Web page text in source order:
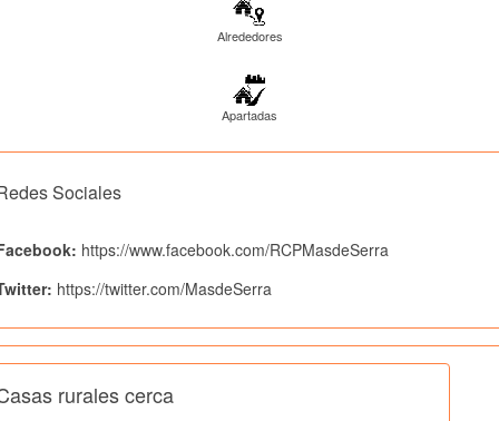
Alrededores
Apartadas
Sociales
https://www.facebook.com/RCPMasdeSerra
https://twitter.com/MasdeSerra
rurales cerca